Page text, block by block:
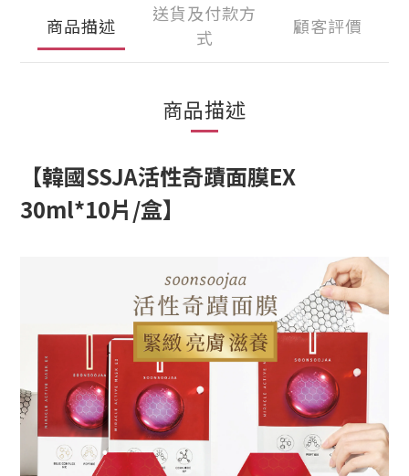
商品描述
送貨及付款方
式
顧客評價
商品描述
【韓國SSJA活性奇蹟面膜EX
30ml*10片/盒】